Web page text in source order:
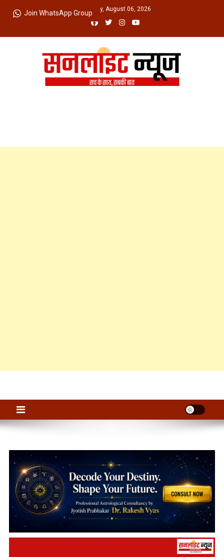
Thursday, August 06, 2026
Join WhatsApp Group